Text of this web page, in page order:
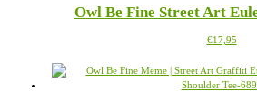
Die
auf
Owl Be Fine Street Art
€17,95Dieses
weist